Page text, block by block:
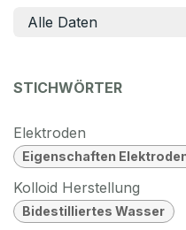
STICHWÖRTER
Elektroden
Eigenschaften
Kolloid Herstellung
Bidestilliertes Wasser